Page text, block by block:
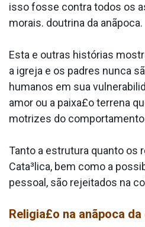
isso fosse contra todos os
morais. doutrina da anãpoca.
Esta e outras histórias
a igreja e os padres nunca
humanos em sua
amor ou a paixa£o terrena
motrizes do
Tanto a estrutura quanto os
Cata³lica, bem como a
pessoal, são rejeitados na
Religia£o na anãpoca da